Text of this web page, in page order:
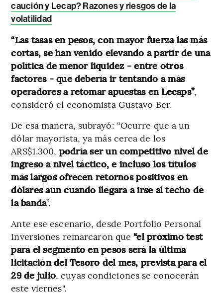
caución y Lecap? Razones y riesgos de la
volatilidad
“Las tasas en pesos, con mayor fuerza las más
cortas, se han venido elevando a partir de una
política de menor liquidez - entre otros
factores - que debería ir tentando a más
operadores a retomar apuestas en Lecaps”,
consideró el economista Gustavo Ber.
De esa manera, subrayó: “Ocurre que a un
dólar mayorista, ya más cerca de los
ARS$1.300, podría ser un competitivo nivel de
ingreso a nivel táctico, e incluso los títulos
más largos ofrecen retornos positivos en
dólares aún cuando llegara a irse al techo de
la banda”.
Ante ese escenario, desde Portfolio Personal
Inversiones remarcaron que“el próximo test
para el segmento en pesos será la última
licitación del Tesoro del mes, prevista para el
29 de julio, cuyas condiciones se conocerán
este viernes".